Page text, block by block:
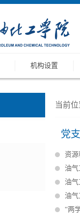
机构设置
当前位
党
资源
油
油
油
“两